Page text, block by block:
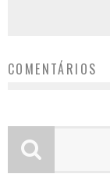
COMENTÁRIOS